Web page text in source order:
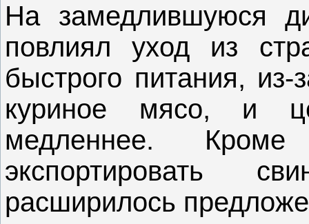
На замедлившуюся
повлиял уход из
быстрого питания, из-
куриное мясо, и
медленнее.
экспортировать
расширилось